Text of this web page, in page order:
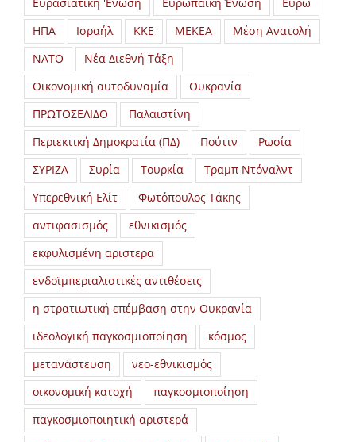
Ευρασιατική 'Ενωση
Ευρωπαϊκή Ένωση
Ευρώ
ΗΠΑ
Ισραήλ ΚΚΕ ΜΕΚΕΑ
Μέση Ανατολή
ΝΑΤΟ
Νέα Διεθνή Τάξη
Οικονομική αυτοδυναμία
Ουκρανία
ΠΡΩΤΟΣΕΛΙΔΟ
Παλαιστίνη
Περιεκτική Δημοκρατία (ΠΔ)
Πούτιν
Ρωσία
ΣΥΡΙΖΑ
Συρία Τουρκία
Τραμπ Ντόναλντ
Υπερεθνική Ελίτ
Φωτόπουλος Τάκης
αντιφασισμός
εθνικισμός
εκφυλισμένη αριστερα
ενδοϊμπεριαλιστικές αντιθέσεις
η στρατιωτική επέμβαση στην Ουκρανία
ιδεολογική παγκοσμιοποίηση
κόσμος
μετανάστευση
νεο-εθνικισμός
οικονομική κατοχή
παγκοσμιοποίηση
παγκοσμιοποιητική αριστερά